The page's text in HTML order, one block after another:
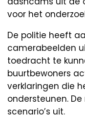
voor het
De politie heeft
camerabeelden
toedracht te
buurtbewoners
verklaringen die
ondersteunen.
scenario’s uit.